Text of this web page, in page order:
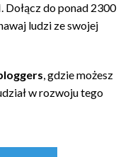
do ponad 2300
ludzi ze swojej
, gdzie możesz
w rozwoju tego